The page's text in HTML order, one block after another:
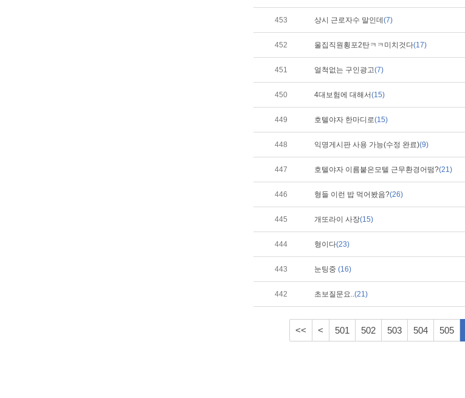
453 상시 근로자수 말인데 (7)
452 울집직원횡포2탄ㅋㅋ미치것다(17)
451 얼척없는 구인광고(7)
450 4대보험에 대해서(15)
449 호텔야자 한마디로(15)
448 익명게시판 사용 가능(수정 완료)(9)
447 호텔야자 이름붙은모텔 근무환경어떰?(21)
446 형들 이런 밥 먹어봤음?(26)
445 개또라이 사장(15)
444 형이다(23)
443 눈팅중 (16)
442 초보질문요..(21)
<< < 501 502 503 504 505